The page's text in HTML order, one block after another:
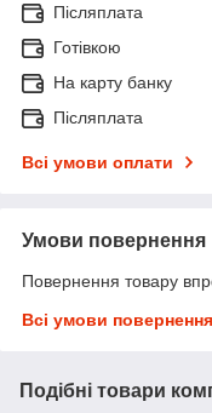
Післяплата
Готівкою
На карту банку
Післяплата
Всі умови оплати
Умови повернення
Повернення товару
Всі умови повернення
Подібні товари